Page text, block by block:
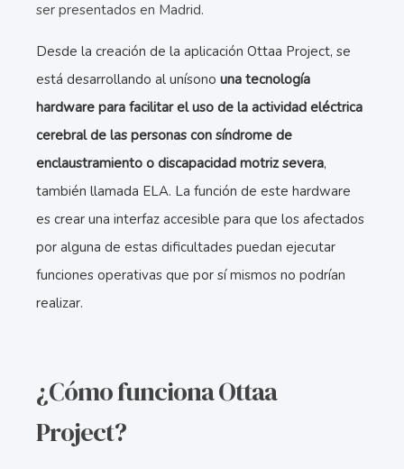
ser presentados en Madrid.
Desde la creación de la aplicación Ottaa Project, se
está desarrollando al unísono una tecnología
hardware para facilitar el uso de la actividad eléctrica
cerebral de las personas con síndrome de
enclaustramiento o discapacidad motriz severa,
también llamada ELA. La función de este hardware
es crear una interfaz accesible para que los afectados
por alguna de estas dificultades puedan ejecutar
funciones operativas que por sí mismos no podrían
realizar.
¿Cómo funciona Ottaa
Project?